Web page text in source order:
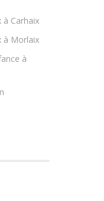
à Carhaix
à Morlaix
à